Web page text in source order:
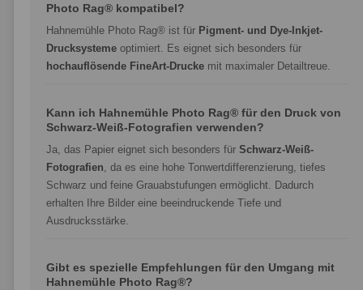
Photo Rag® kompatibel?
Hahnemühle Photo Rag® ist für Pigment- und Dye-Inkjet-
Drucksysteme optimiert. Es eignet sich besonders für
hochauflösende FineArt-Drucke mit maximaler Detailtreue.
Kann ich Hahnemühle Photo Rag® für den Druck von
Schwarz-Weiß-Fotografien verwenden?
Ja, das Papier eignet sich besonders für Schwarz-Weiß-
Fotografien, da es eine hohe Tonwertdifferenzierung, tiefes
Schwarz und feine Grauabstufungen ermöglicht. Dadurch
erhalten Ihre Bilder eine beeindruckende Tiefe und
Ausdrucksstärke.
Gibt es spezielle Empfehlungen für den Umgang mit
Hahnemühle Photo Rag®?